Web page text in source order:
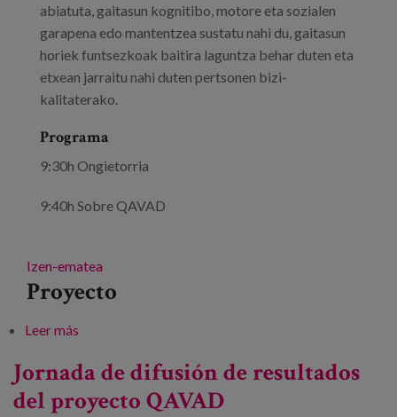
Canal de denuncias
abiatuta, gaitasun kognitibo, motore eta sozialen
garapena edo mantentzea sustatu nahi du, gaitasun
horiek funtsezkoak baitira laguntza behar duten eta
etxean jarraitu nahi duten pertsonen bizi-
kalitaterako.
Programa
9:30h Ongietorria
9:40h Sobre QAVAD
Izen-ematea
Proyecto
Leer más
Jornada de difusión de resultados
del proyecto QAVAD